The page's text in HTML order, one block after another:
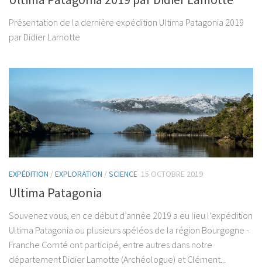
Présentation de la dernière expédition Ultima Patagonia 2019
par Didier Lamotte
EXPÉDITION /EXPLORATION /SCIENCE 15 OCTOBRE 2019
Ultima Patagonia
Souvenez vous, en ce début d’année 2019 a eu lieu l’expédition
Ultima Patagonia ou plusieurs spéléos de la région Bourgogne -
Franche Comté ont participé, entre autres dans notre
département Didier Lamotte (Archéologue) et Clément...